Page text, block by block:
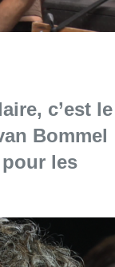
c’est le
Bommel
les